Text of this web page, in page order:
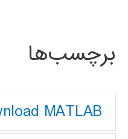
برچسب‌ها
MATLAB